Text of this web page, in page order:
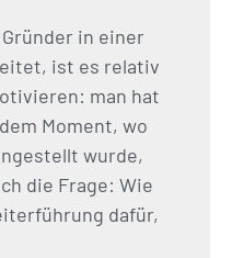
in einer
ist es relativ
man hat
Moment, wo
wurde,
die Frage: Wie
dafür,